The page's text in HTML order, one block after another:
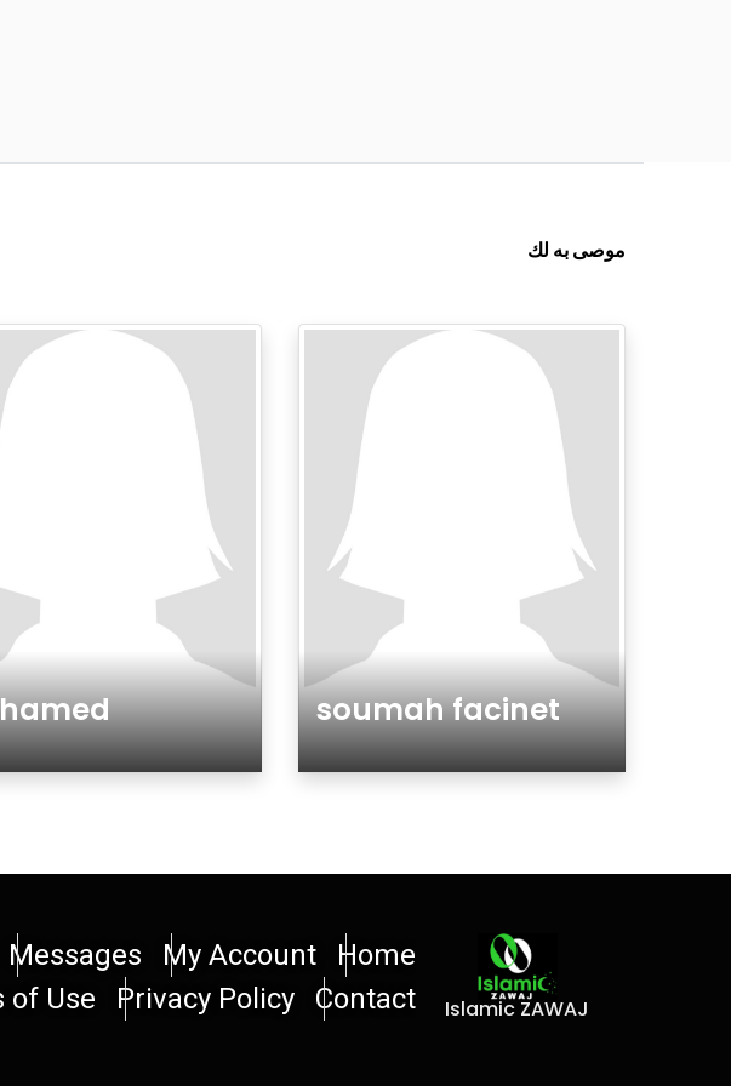
موصى به لك
soumah facinet
Islamic ZAWAJ
Home
My Account
Messages
Contact
Privacy Policy
of Use